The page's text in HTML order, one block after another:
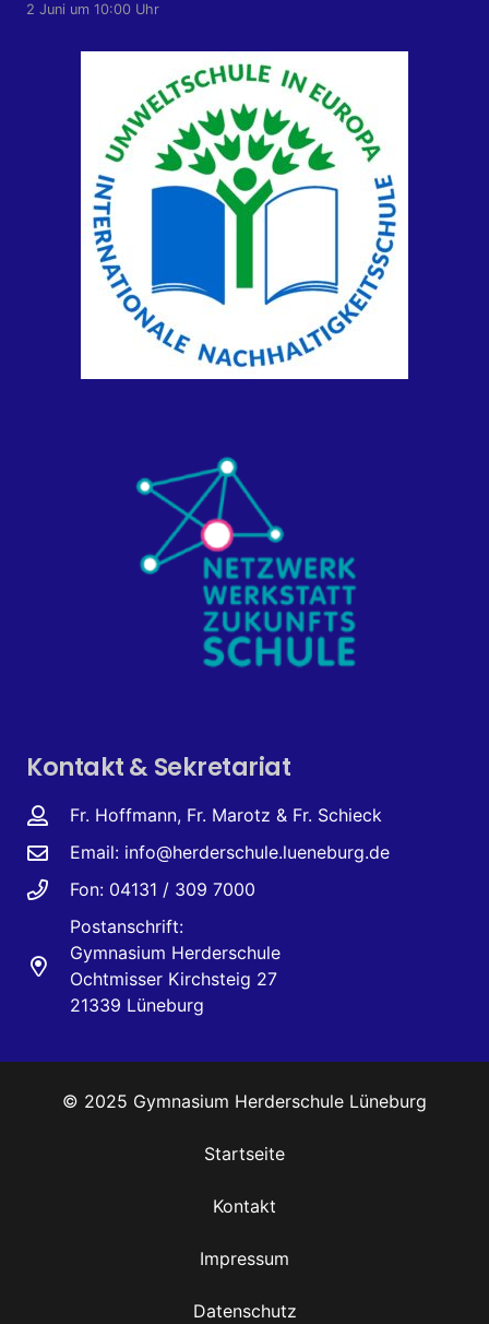
2 Juni um 10:00 Uhr
Kontakt & Sekretariat
Fr. Hoffmann, Fr. Marotz & Fr. Schieck
Email: info@herderschule.lueneburg.de
Fon: 04131 / 309 7000
Postanschrift:
Gymnasium Herderschule
Ochtmisser Kirchsteig 27
21339 Lüneburg
© 2025 Gymnasium Herderschule Lüneburg
Startseite
Kontakt
Impressum
Datenschutz